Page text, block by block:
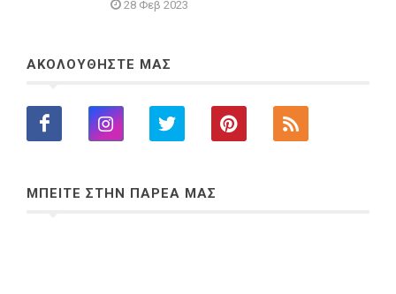
28 Φεβ 2023
ΑΚΟΛΟΥΘΗΣΤΕ ΜΑΣ
ΜΠΕΙΤΕ ΣΤΗΝ ΠΑΡΕΑ ΜΑΣ